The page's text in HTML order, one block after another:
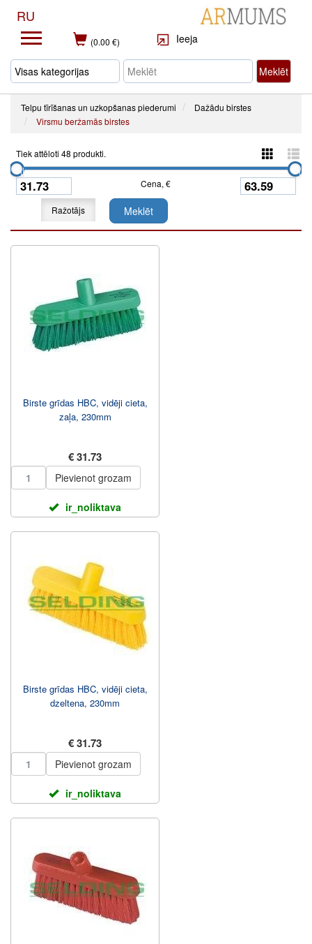
RU
(0.00 €) Ieeja
Meklēt
Telpu tīrīšanas un uzkopšanas piederumi
Dažādu birstes
Virsmu beržamās birstes
Tiek attēloti 48 produkti.
Cena, €
Ražotājs Meklēt
Birste grīdas HBC, vidēji cieta,
zaļa, 230mm
€ 31.73
Pievienot grozam
ir_noliktava
Birste grīdas HBC, vidēji cieta,
dzeltena, 230mm
€ 31.73
Pievienot grozam
ir_noliktava